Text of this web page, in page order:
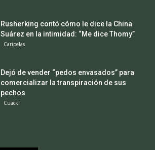
Rusherking contó cómo le dice la China
Suárez en la intimidad: “Me dice Thomy”
Caripelas
Dejó de vender “pedos envasados” para
comercializar la transpiración de sus
pechos
Cuack!